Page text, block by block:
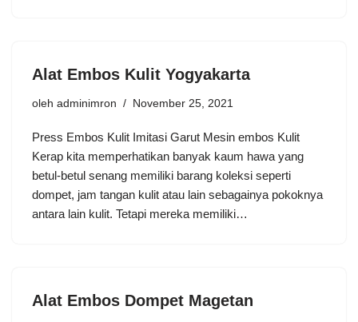
Alat Embos Kulit Yogyakarta
oleh adminimron November 25, 2021
Press Embos Kulit Imitasi Garut Mesin embos Kulit
Kerap kita memperhatikan banyak kaum hawa yang
betul-betul senang memiliki barang koleksi seperti
dompet, jam tangan kulit atau lain sebagainya pokoknya
antara lain kulit. Tetapi mereka memiliki…
Alat Embos Dompet Magetan